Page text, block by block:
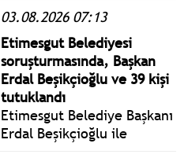
ve Sakarya çevrelerinde
akşam saatlerine kadar kısa
süreli ve yerel sağanak ile
gök gürültülü sağanak yağış
görülecek.
03.08.2026 07:13
Etimesgut Belediyesi
soruşturmasında, Başkan
Erdal Beşikçioğlu ve 39 kişi
tutuklandı
Etimesgut Belediye Başkanı
Erdal Beşikçioğlu ile